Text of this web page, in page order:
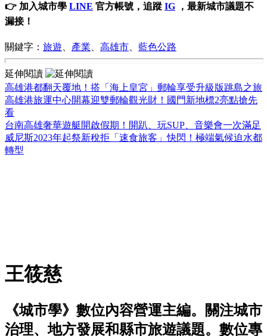
👉 加入城市學 LINE 官方帳號，追蹤 IG ，最新城市議題不
漏接！
關鍵字： 旅遊 產業 高雄市 藍色公路
延伸閱讀
高雄港都翻天覆地！搭「海上皇宮」郵輪享受升級版跳島之旅
高雄港旅運中心開幕迎雙郵輪觀光財！國門新地標2亮點搶先
看
台南高雄奢華遊艇開啟假期！開趴、玩SUP、音樂會一次滿足
威尼斯2023年起祭新稅拒「速食旅客」快閃！極端氣候迫水都
轉型
王筱慈
《城市學》數位內容營運主編。關注城市
治理、地方發展和縣市旅遊議題。數位專